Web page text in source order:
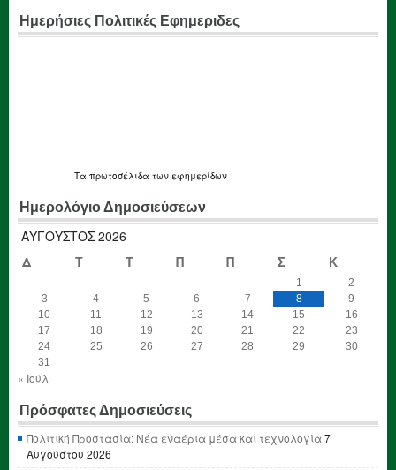
Ημερήσιες Πολιτικές Εφημεριδες
Τα πρωτοσέλιδα των εφημερίδων
Ημερολόγιο Δημοσιεύσεων
ΑΎΓΟΥΣΤΟΣ 2026
Δ
Τ Τ Π Π Σ Κ
1
2
3
4 5 6 7 8
9
10
11 12 13 14 15
16
17
18 19 20 21 22
23
24
25 26 27 28 29
30
31
« Ιούλ
Πρόσφατες Δημοσιεύσεις
Πολιτική Προστασία: Νέα εναέρια μέσα και τεχνολογία7
Αυγούστου 2026